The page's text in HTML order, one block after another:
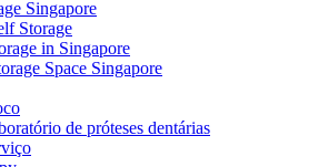
Singapore
Storage
in Singapore
Space Singapore
de próteses dentárias